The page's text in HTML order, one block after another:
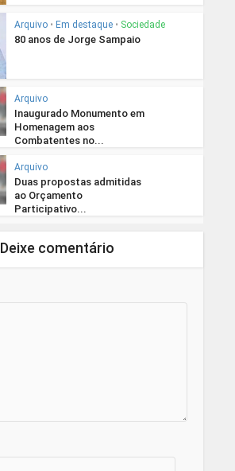
Arquivo • Em destaque • Sociedade
80 anos de Jorge Sampaio
Arquivo
Inaugurado Monumento em
Homenagem aos
Combatentes no...
Arquivo
Duas propostas admitidas
ao Orçamento
Participativo...
Deixe comentário